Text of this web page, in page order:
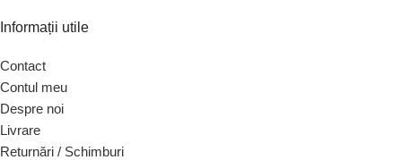
Informații utile
Contact
Contul meu
Despre noi
Livrare
Returnări / Schimburi